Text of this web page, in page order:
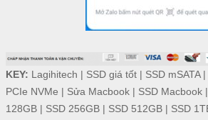
KEY: Lagihitech | SSD giá tốt| SSD mSATA|
PCIe NVMe | Sửa Macbook| SSD Macbook|
128GB| SSD 256GB| SSD 512GB| SSD